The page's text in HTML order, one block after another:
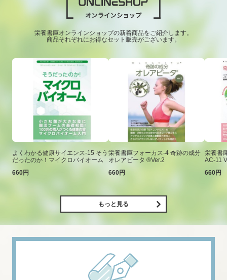
栄養書庫オンラインショップの新着商品をご紹介します。
商品それぞれにお得なセット販売がございます。
よくわかる健康サイエンス-15 そう
だったのか！マイクロバイオーム
660円
栄養書庫フォーカス-4 奇跡の成分
オレアビータ ®Ver.2
660円
栄養書
AC-11
660円
もっと見る